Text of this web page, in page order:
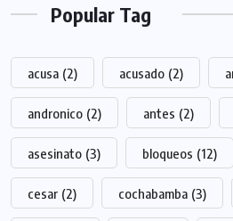
Popular Tag
acusa (2) acusado (2)
andronico (2) antes (2)
asesinato (3) bloqueos (12)
cesar (2) cochabamba (3)